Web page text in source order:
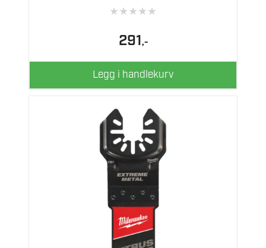
★★★★★
291,-
Legg i handlekurv